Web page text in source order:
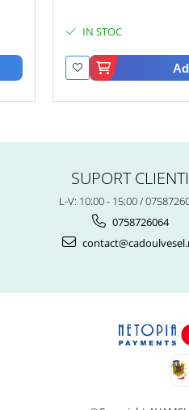
IN STOC
SUPORT CLIENTI
L-V: 10:00 - 15:00 /
0758726064